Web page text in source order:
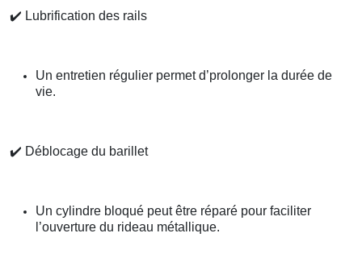
✔️ Lubrification des rails
Un entretien régulier permet d’prolonger la durée de
vie.
✔️ Déblocage du barillet
Un cylindre bloqué peut être réparé pour faciliter
l’ouverture du rideau métallique.